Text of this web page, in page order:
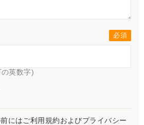
英数字)
にはご利用規約およびプライバシー